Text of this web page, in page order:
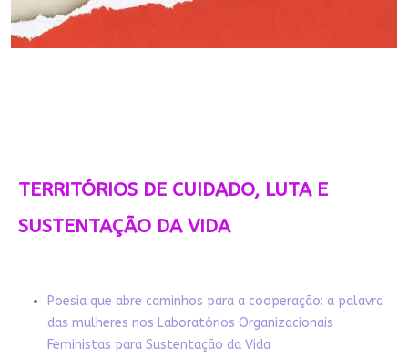
TERRITÓRIOS DE CUIDADO, LUTA E
SUSTENTAÇÃO DA VIDA
Poesia que abre caminhos para a cooperação: a palavra
das mulheres nos Laboratórios Organizacionais
Feministas para Sustentação da Vida